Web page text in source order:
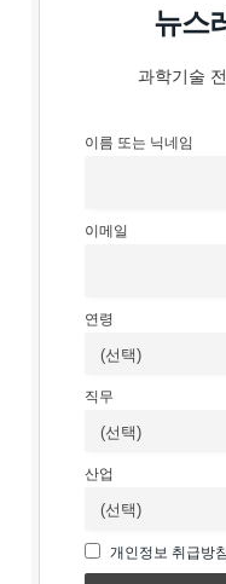
뉴스
과학기술
이름 또는 닉네임
이메일
연령
직무
산업
개인정보 취급방